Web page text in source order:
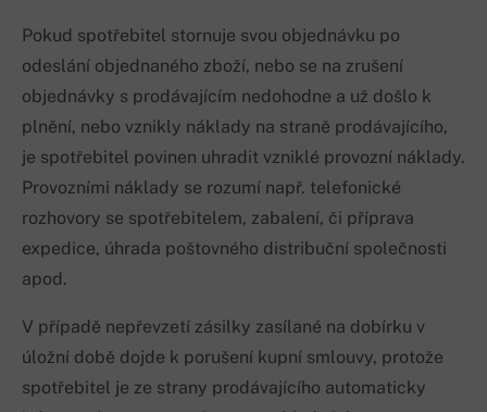
Pokud spotřebitel stornuje svou objednávku po
odeslání objednaného zboží, nebo se na zrušení
objednávky s prodávajícím nedohodne a už došlo k
plnění, nebo vznikly náklady na straně prodávajícího,
je spotřebitel povinen uhradit vzniklé provozní náklady.
Provozními náklady se rozumí např. telefonické
rozhovory se spotřebitelem, zabalení, či příprava
expedice, úhrada poštovného distribuční společnosti
apod.
V případě nepřevzetí zásilky zasílané na dobírku v
úložní době dojde k porušení kupní smlouvy, protože
spotřebitel je ze strany prodávajícího automaticky